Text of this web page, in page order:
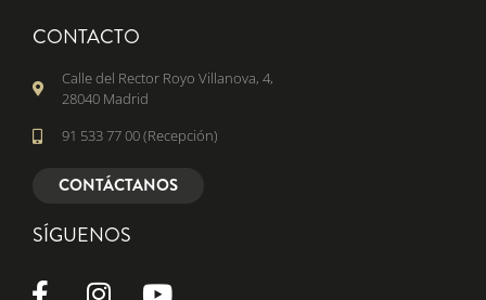
CONTACTO
Calle del Rector Royo Villanova, 4,
28040 Madrid
91 533 77 00 (Recepción)
CONTÁCTANOS
SÍGUENOS